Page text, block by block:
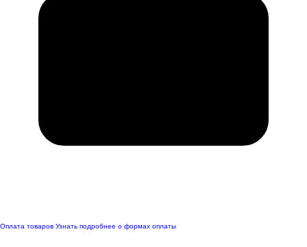
Оплата товаров Узнать подробнее о формах оплаты